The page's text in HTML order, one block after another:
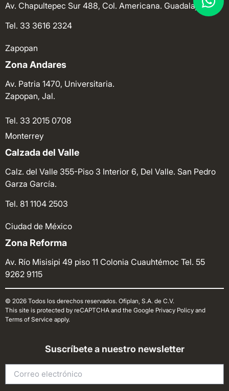
Av. Chapultepec Sur 488, Col. Americana. Guadalajara.
Tel. 33 3616 2324
Zapopan
Zona Andares
Av. Patria 1470, Universitaria.
Zapopan, Jal.
Tel. 33 2015 0708
Monterrey
Calzada del Valle
Calz. del Valle 355-Piso 3 Interior 6, Del Valle. San Pedro
Garza García.
Tel. 81 1104 2503
Ciudad de México
Zona Reforma
Av. Río Misisipi 49 piso 11 Colonia Cuauhtémoc Tel. 55
9262 9115
© 2026 Todos los derechos reservados. Ofiplan, S.A. de C.V.
This site is protected by reCAPTCHA and the Google Privacy Policy and
Terms of Service apply.
Suscríbete a nuestro newsletter